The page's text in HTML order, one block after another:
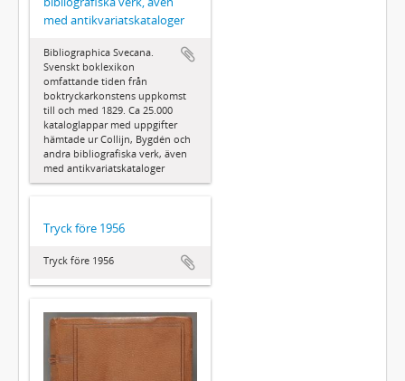
med antikvariatskataloger
Bibliographica Svecana.
Svenskt boklexikon
omfattande tiden från
boktryckarkonstens uppkomst
till och med 1829. Ca 25.000
kataloglappar med uppgifter
hämtade ur Collijn, Bygdén och
andra bibliografiska verk, även
med antikvariatskataloger
Tryck före 1956
Tryck före 1956